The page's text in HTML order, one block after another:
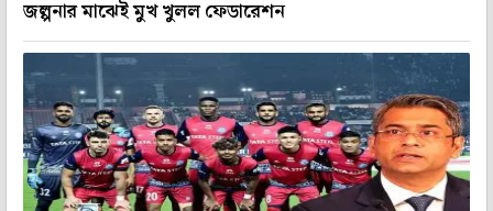
জল্পনার মাঝেই মুখ খুলল ফেডারেশন